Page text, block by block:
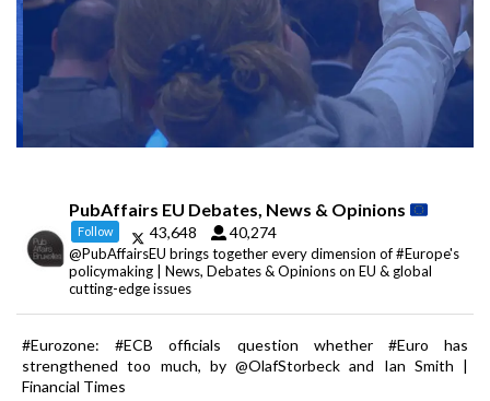
PubAffairs EU Debates, News & Opinions
Follow 43,648 40,274
@PubAffairsEU brings together every dimension of #Europe's
policymaking | News, Debates & Opinions on EU & global
cutting-edge issues
#Eurozone: #ECB officials question whether #Euro has
strengthened too much, by @OlafStorbeck and Ian Smith |
Financial Times